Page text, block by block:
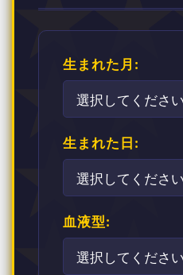
生まれた月:
生まれた日:
血液型: